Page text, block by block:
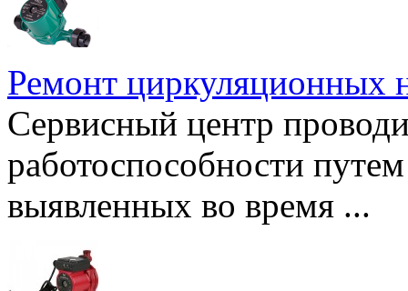
Ремонт циркуляционных
Сервисный центр
работоспособности
выявленных во время ...